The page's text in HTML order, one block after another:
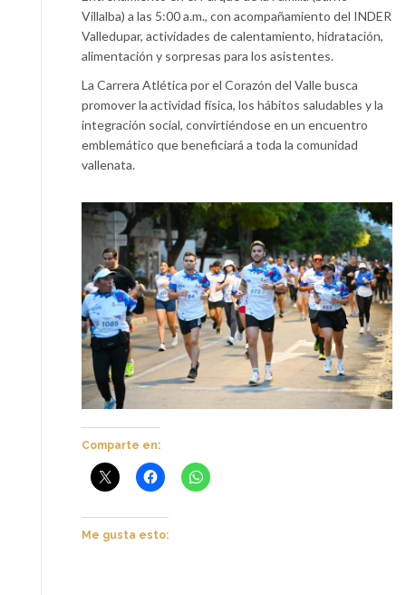
Villalba) a las 5:00 a.m., con acompañamiento del INDER
Valledupar, actividades de calentamiento, hidratación,
alimentación y sorpresas para los asistentes.
La Carrera Atlética por el Corazón del Valle busca
promover la actividad física, los hábitos saludables y la
integración social, convirtiéndose en un encuentro
emblemático que beneficiará a toda la comunidad
vallenata.
Comparte en:
Me gusta esto: